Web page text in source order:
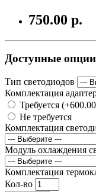
750.00 р.
Доступные опции
Тип светодиодов
Комплектация
Требуется
Не требуется
Комплектация
Модуль охлаждения
Комплектация
Кол-во